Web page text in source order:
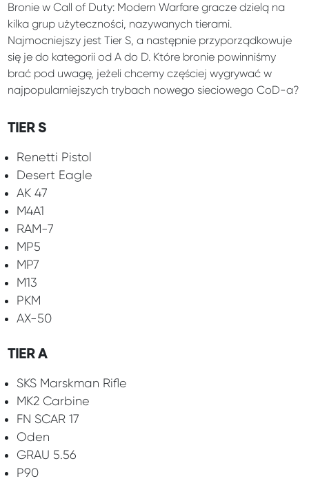
Bronie w Call of Duty: Modern Warfare gracze dzielą na
kilka grup użyteczności, nazywanych tierami.
Najmocniejszy jest Tier S, a następnie przyporządkowuje
się je do kategorii od A do D. Które bronie powinniśmy
brać pod uwagę, jeżeli chcemy częściej wygrywać w
najpopularniejszych trybach nowego sieciowego CoD-a?
TIER S
Renetti Pistol
Desert Eagle
AK 47
M4A1
RAM-7
MP5
MP7
M13
PKM
AX-50
TIER A
SKS Marskman Rifle
MK2 Carbine
FN SCAR 17
Oden
GRAU 5.56
P90